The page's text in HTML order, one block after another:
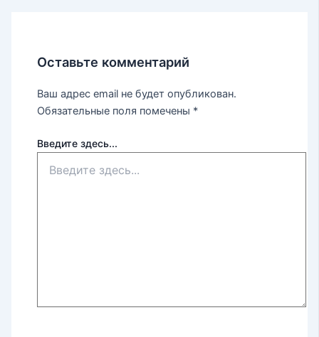
Оставьте комментарий
Ваш адрес email не будет опубликован.
Обязательные поля помечены *
Введите здесь...